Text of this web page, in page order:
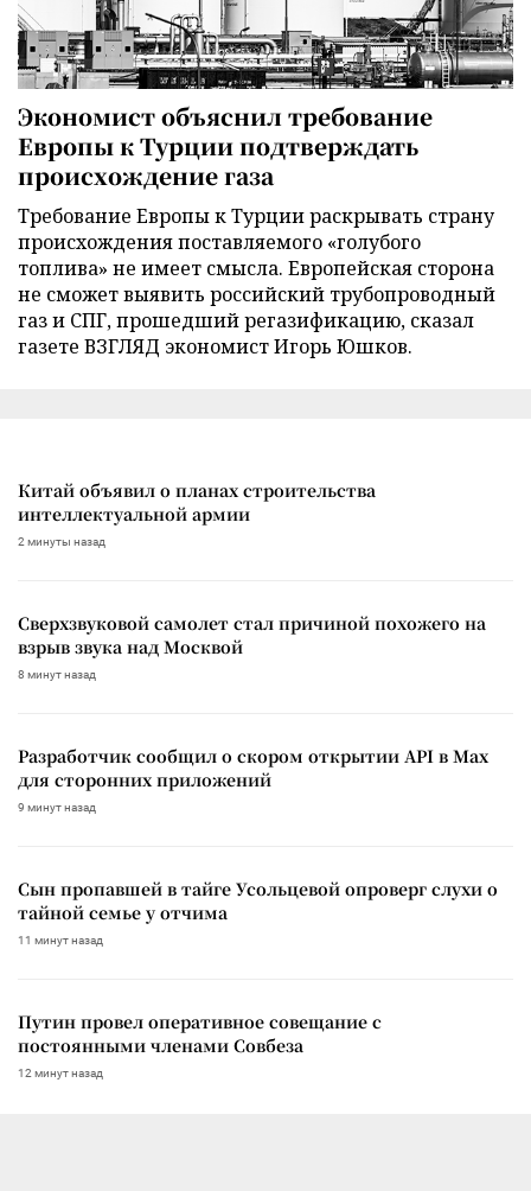
Экономист объяснил требование
Европы к Турции подтверждать
происхождение газа
Требование Европы к Турции раскрывать страну
происхождения поставляемого «голубого
топлива» не имеет смысла. Европейская сторона
не сможет выявить российский трубопроводный
газ и СПГ, прошедший регазификацию, сказал
газете ВЗГЛЯД экономист Игорь Юшков.
Китай объявил о планах строительства
интеллектуальной армии
2 минуты назад
Сверхзвуковой самолет стал причиной похожего на
взрыв звука над Москвой
8 минут назад
Разработчик сообщил о скором открытии API в Max
для сторонних приложений
9 минут назад
Сын пропавшей в тайге Усольцевой опроверг слухи о
тайной семье у отчима
11 минут назад
Путин провел оперативное совещание с
постоянными членами Совбеза
12 минут назад